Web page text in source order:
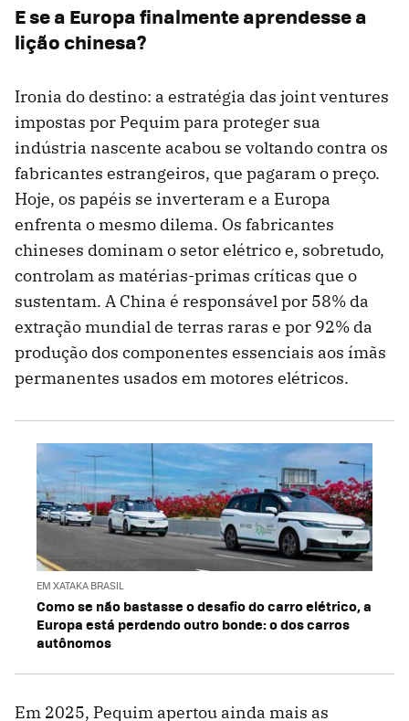
E se a Europa finalmente aprendesse a
lição chinesa?
Ironia do destino: a estratégia das joint ventures
impostas por Pequim para proteger sua
indústria nascente acabou se voltando contra os
fabricantes estrangeiros, que pagaram o preço.
Hoje, os papéis se inverteram e a Europa
enfrenta o mesmo dilema. Os fabricantes
chineses dominam o setor elétrico e, sobretudo,
controlam as matérias-primas críticas que o
sustentam. A China é responsável por 58% da
extração mundial de terras raras e por 92% da
produção dos componentes essenciais aos ímãs
permanentes usados em motores elétricos.
EM XATAKA BRASIL
Como se não bastasse o desafio do carro elétrico, a
Europa está perdendo outro bonde: o dos carros
autônomos
Em 2025, Pequim apertou ainda mais as